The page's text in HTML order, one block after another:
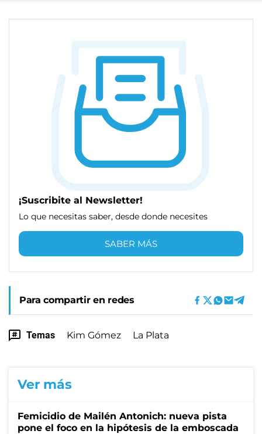
¡Suscribite al Newsletter!
Lo que necesitas saber, desde donde necesites
SABER MÁS
Para compartir en redes
Temas Kim Gómez La Plata
Ver más
Femicidio de Mailén Antonich: nueva pista
pone el foco en la hipótesis de la emboscada